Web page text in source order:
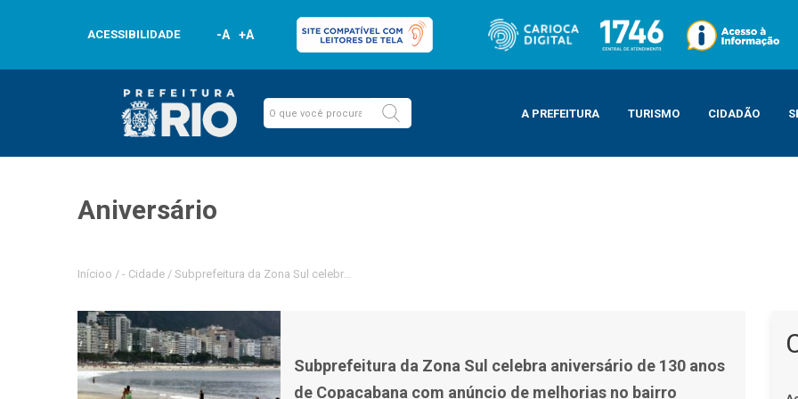
ACESSIBILIDADE -A +A
A PREFEITURA TURISMO CIDADÃO
Aniversário
Inícioo / - Cidade / Subprefeitura da Zona Sul celebra aniversário de 130 anos de Copacabana com anúncio de melhorias no bairro
Subprefeitura da Zona Sul celebra aniversário de 130 anos
de Copacabana com anúncio de melhorias no bairro